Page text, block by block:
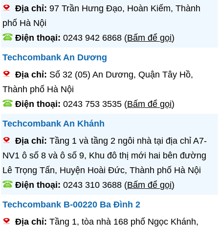
Địa chỉ:97 Trần Hưng Đạo, Hoàn Kiếm, Thành
phố Hà Nội
Điện thoại:0243 942 6868 (Bấm để gọi)
Techcombank An Dương
Địa chỉ: Số 32 (05) An Dương, Quận Tây Hồ,
Thành phố Hà Nội
Điện thoại:0243 753 3535 (Bấm để gọi)
Techcombank An Khánh
Địa chỉ:Tầng 1 và tầng 2 ngôi nhà tại địa chỉ A7-
NV1 ô số 8 và ô số 9, Khu đô thị mới hai bên đường
Lê Trọng Tấn, Huyện Hoài Đức, Thành phố Hà Nội
Điện thoại:0243 310 3688 (Bấm để gọi)
Techcombank B-00220 Ba Đình 2
Địa chỉ:Tầng 1, tòa nhà 168 phố Ngọc Khánh,